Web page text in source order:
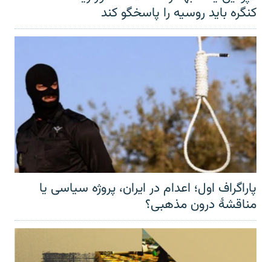
کنگره باید روسیه را پاسخگو کند
پاراگراف اول؛ اعدام در ایران، پروژه سیاسی یا
مناقشهٔ درون مذهبی؟